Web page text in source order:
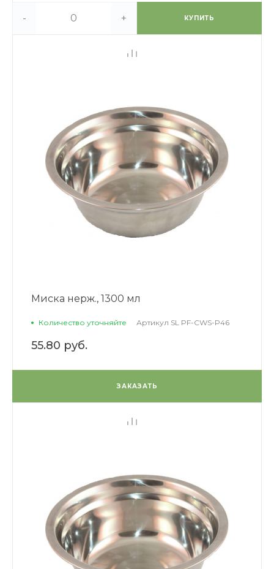
- + КУПИТЬ
Миска нерж., 1300 мл
Количество уточняйте Артикул SL PF-CWS-P46
55.80 руб.
ЗАКАЗАТЬ